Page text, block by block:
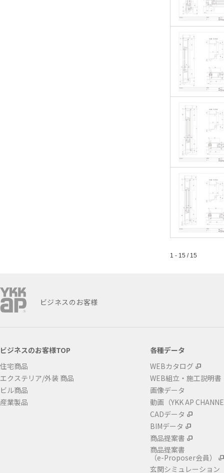
1 - 15 / 15
ビジネスのお客様
ビジネスのお客様TOP
住宅商品
エクステリア/外装 商品
ビル商品
産業製品
各種データ
WEBカタログ
WEB組立・施工説明書
画像データ
動画（YKK AP
CADデータ
BIMデータ
商品提案書
商品提案書
（e-Proposer会員）
玄関シミュレーション